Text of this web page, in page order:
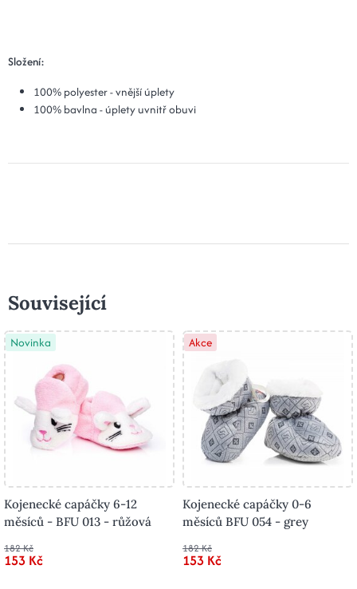
Složení:
100% polyester - vnější úplety
100% bavlna - úplety uvnitř obuvi
Související
Novinka
Kojenecké capáčky 6-12
měsíců - BFU 013 - růžová
182 Kč
153 Kč
Akce
Kojenecké capáčky 0-6
měsíců BFU 054 - grey
182 Kč
153 Kč